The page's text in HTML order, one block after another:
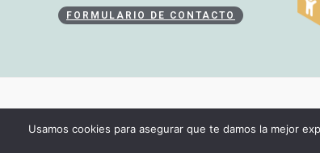
FORMULARIO DE CONTACTO
Usamos cookies para asegurar que te damos la mejor